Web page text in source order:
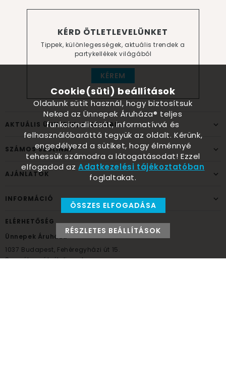
KÉRD ÖTLETLEVELÜNKET
Tippek, különlegességek, aktuális trendek a
partykellékek világából
KÉREM
AKTUÁLIS ÜNNEPEK, ALKALMAK
SZÁMOS SZÜLINAP
AJÁNLATOK
INFORMÁCIÓ
ELÉRHETŐSÉG
Ünnepek Áruháza
1037 Budapest, Fehéregyházi út 15.
Személyes átvételi pont
Cookie(süti) beállítások
Oldalunk sütit használ, hogy biztosítsuk
Neked az Ünnepek Áruháza® teljes
funkcionalitását, informatívvá és
felhasználóbaráttá tegyük az oldalt. Kérünk,
engedélyezd a sütiket, hogy élménnyé
tehessük számodra a látogatásodat! Ezzel
elfogadod azAdatkezelési tájékoztatóban
foglaltakat.
ÖSSZES ELFOGADÁSA
RÉSZLETES BEÁLLÍTÁSOK